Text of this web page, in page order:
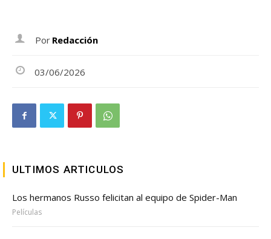
Por Redacción
03/06/2026
ULTIMOS ARTICULOS
Los hermanos Russo felicitan al equipo de Spider-Man
Películas